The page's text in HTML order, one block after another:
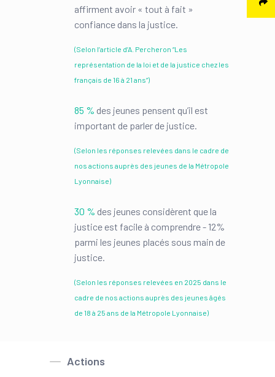
affirment avoir « tout à fait »
confiance dans la justice.
(Selon l’article d’A. Percheron “Les
représentation de la loi et de la justice chez les
français de 16 à 21 ans”)
85 % des jeunes pensent qu’il est
important de parler de justice.
(Selon les réponses relevées dans le cadre de
nos actions auprès des jeunes de la Métropole
Lyonnaise)
30 % des jeunes considèrent que la
justice est facile à comprendre - 12%
parmi les jeunes placés sous main de
justice.
(Selon les réponses relevées en 2025 dans le
cadre de nos actions auprès des jeunes âgés
de 18 à 25 ans de la Métropole Lyonnaise)
Actions